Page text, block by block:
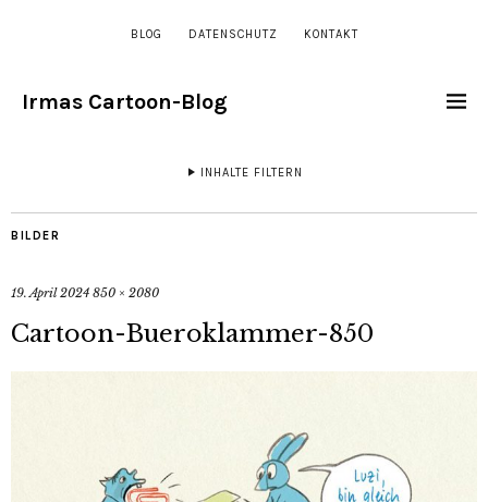
BLOG DATENSCHUTZ KONTAKT
Irmas Cartoon-Blog
INHALTE FILTERN
BILDER
19. April 2024 850 × 2080
Cartoon-Bueroklammer-850